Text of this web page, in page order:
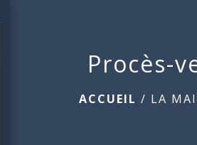
Procès-
ACCUEIL / LA